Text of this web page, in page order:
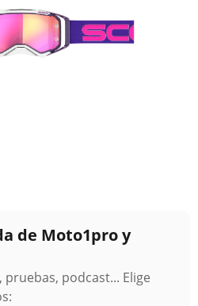
de Moto1pro y
podcast... Elige